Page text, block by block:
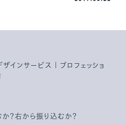
インサービス | プロフェッショ
？右から振り込むか？